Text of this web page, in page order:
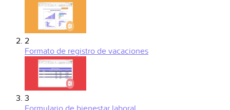
2
Formato de registro de vacaciones
3